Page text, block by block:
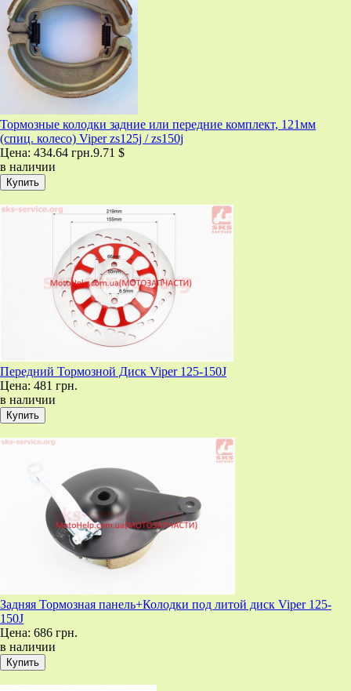
Тормозные колодки задние или передние комплект, 121мм
(спиц. колесо) Viper zs125j / zs150j
Цена: 434.64 грн.9.71 $
в наличии
Передний Тормозной Диск Viper 125-150J
Цена: 481 грн.
в наличии
Задняя Тормозная панель+Колодки под литой диск Viper 125-
150J
Цена: 686 грн.
в наличии